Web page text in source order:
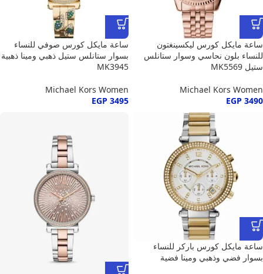
ساعة مايكل كورس ليكسينغتون
للنساء بلون نحاسي وسوار ستانلس
ستيل MK5569
Michael Kors Women
EGP 3490
ساعة مايكل كورس صوفي للنساء
بسوار ستانلس ستيل ذهبي ومينا ذهبية
MK3945
Michael Kors Women
EGP 3495
ساعة مايكل كورس باركر للنساء
بسوار فضي وذهبي ومينا فضية